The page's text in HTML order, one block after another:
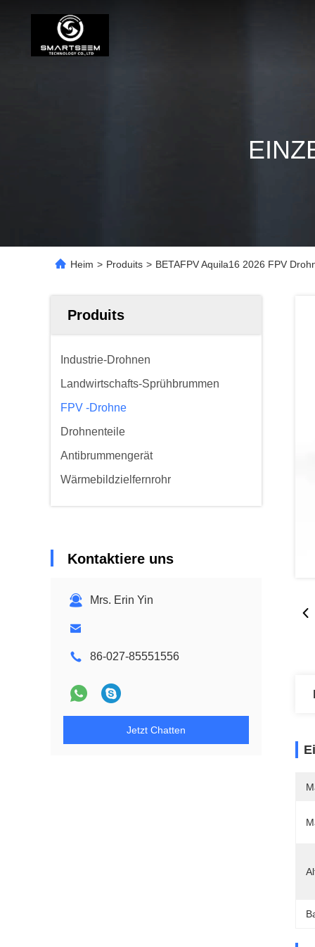
Heim > Produits > BETAFPV Aquila16 2026 FPV
Produits
Industrie-Drohnen
Landwirtschafts-Sprühbrummen
FPV -Drohne
Drohnenteile
Antibrummengerät
Wärmebildzielfernrohr
Kontaktiere uns
Mrs. Erin Yin
86-027-85551556
Jetzt Chatten